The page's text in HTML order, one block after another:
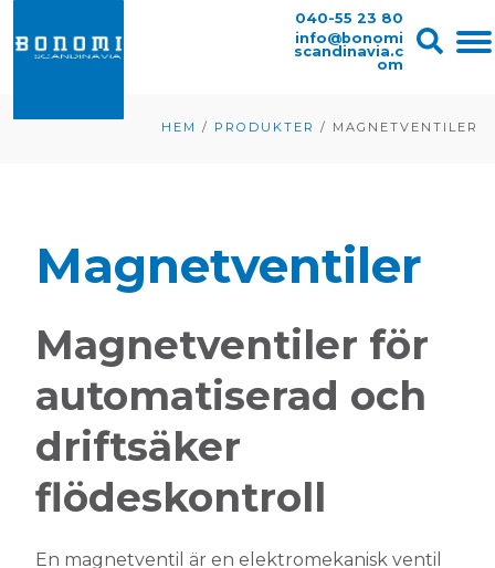
040-55 23 80
info@bonomi
scandinavia.c
om
HEM / PRODUKTER / MAGNETVENTILER
Magnetventiler
Magnetventiler för
automatiserad och
driftsäker
flödeskontroll
En magnetventil är en elektromekanisk ventil